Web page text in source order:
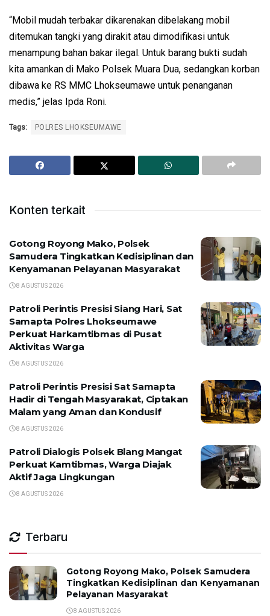
“Mobil mudah terbakar dikarenakan dibelakang mobil
ditemukan tangki yang dirakit atau dimodifikasi untuk
menampung bahan bakar ilegal. Untuk barang bukti sudah
kita amankan di Mako Polsek Muara Dua, sedangkan korban
dibawa ke RS MMC Lhokseumawe untuk penanganan
medis,” jelas Ipda Roni.
Tags: POLRES LHOKSEUMAWE
Konten terkait
Gotong Royong Mako, Polsek
Samudera Tingkatkan Kedisiplinan dan
Kenyamanan Pelayanan Masyarakat
8 AGUSTUS 2026
Patroli Perintis Presisi Siang Hari, Sat
Samapta Polres Lhokseumawe
Perkuat Harkamtibmas di Pusat
Aktivitas Warga
8 AGUSTUS 2026
Patroli Perintis Presisi Sat Samapta
Hadir di Tengah Masyarakat, Ciptakan
Malam yang Aman dan Kondusif
8 AGUSTUS 2026
Patroli Dialogis Polsek Blang Mangat
Perkuat Kamtibmas, Warga Diajak
Aktif Jaga Lingkungan
8 AGUSTUS 2026
Terbaru
Gotong Royong Mako, Polsek Samudera
Tingkatkan Kedisiplinan dan Kenyamanan
Pelayanan Masyarakat
8 AGUSTUS 2026